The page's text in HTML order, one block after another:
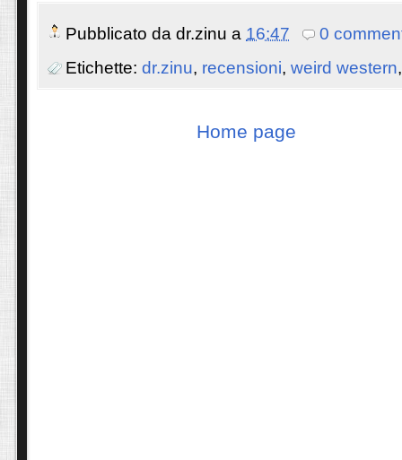
Pubblicato da dr.zinu a 16:47
0
Etichette: dr.zinu, recensioni, weird western
Home page